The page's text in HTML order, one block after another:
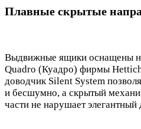
Плавные скрытые
Выдвижные ящики оснащены
Quadro (Куадро) фирмы
доводчик Silent System
и бесшумно, а скрытый
части не нарушает элегантный